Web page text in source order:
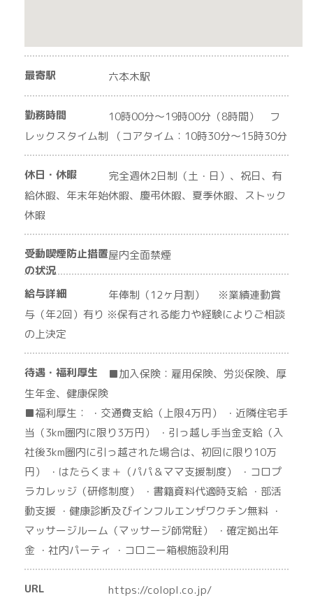
最寄駅 六本木駅
勤務時間
10時00分〜19時00分（8時間） フ
レックスタイム制 （コアタイム：10時30分〜15時30分
休日・休暇
完全週休2日制（土・日）、祝日、有
給休暇、年末年始休暇、慶弔休暇、夏季休暇、ストック
休暇
受動喫煙防止措置
の状況
屋内全面禁煙
給与詳細
年俸制（12ヶ月割） ※業績連動賞
与（年2回）有り ※保有される能力や経験によりご相談
の上決定
待遇・福利厚生
■加入保険：雇用保険、労災保険、厚
生年金、健康保険
■福利厚生： ・交通費支給（上限4万円） ・近隣住宅手
当（3km圏内に限り3万円） ・引っ越し手当金支給（入
社後3km圏内に引っ越された場合は、初回に限り10万
円） ・はたらくま＋（パパ＆ママ支援制度） ・コロプ
ラカレッジ（研修制度） ・書籍資料代適時支給 ・部活
動支援 ・健康診断及びインフルエンザワクチン無料 ・
マッサージルーム（マッサージ師常駐） ・確定拠出年
金 ・社内パーティ ・コロニー箱根施設利用
URL https://colopl.co.jp/